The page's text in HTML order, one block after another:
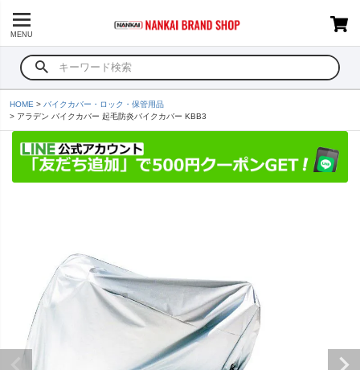
MENU
HOME
バイクカバー・ロック・保管用品
アラデン バイクカバー 起毛防炎バイクカバー KBB3